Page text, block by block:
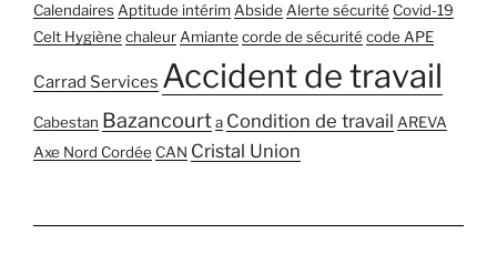
Calendaires Aptitude intérim Abside Alerte sécurité Covid-19
Celt Hygiènechaleur Amiantecorde de sécuritécode APE
Carrad Services Accident de travail
Cabestan Bazancourta Condition de travail AREVA
Axe Nord Cordée CAN Cristal Union